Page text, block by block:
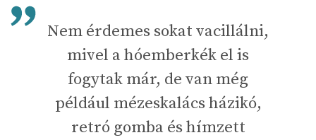
Nem érdemes sokat vacillálni,
mivel a hóemberkék el is
fogytak már, de van még
például mézeskalács házikó,
retró gomba és hímzett